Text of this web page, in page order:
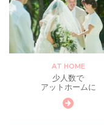
AT HOME
少人数で
アットホームに